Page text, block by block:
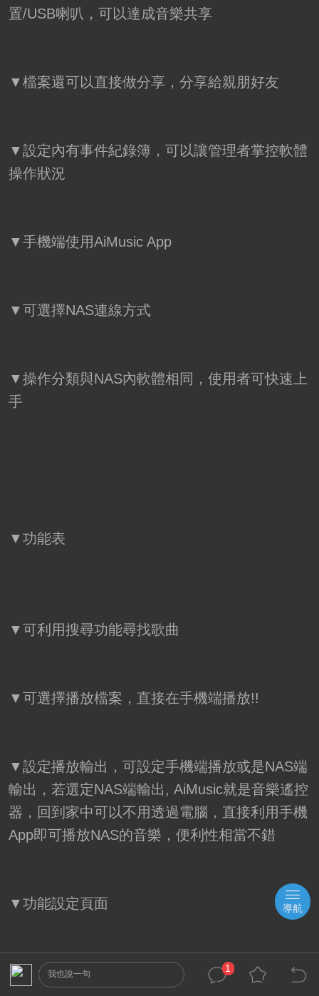
置/USB喇叭，可以達成音樂共享
▼檔案還可以直接做分享，分享給親朋好友
▼設定內有事件紀錄簿，可以讓管理者掌控軟體
操作狀況
▼手機端使用AiMusic App
▼可選擇NAS連線方式
▼操作分類與NAS內軟體相同，使用者可快速上
手
▼功能表
▼可利用搜尋功能尋找歌曲
▼可選擇播放檔案，直接在手機端播放!!
▼設定播放輸出，可設定手機端播放或是NAS端
輸出，若選定NAS端輸出, AiMusic就是音樂遙控
器，回到家中可以不用透過電腦，直接利用手機
App即可播放NAS的音樂，便利性相當不錯
▼功能設定頁面
我也說一句
1
導航